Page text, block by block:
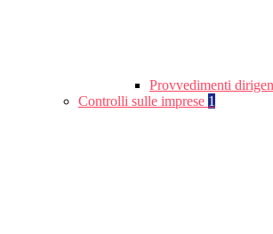
Provvedimenti
Controlli sulle imprese 1